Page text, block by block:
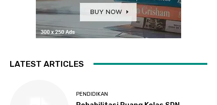
LATEST ARTICLES
PENDIDIKAN